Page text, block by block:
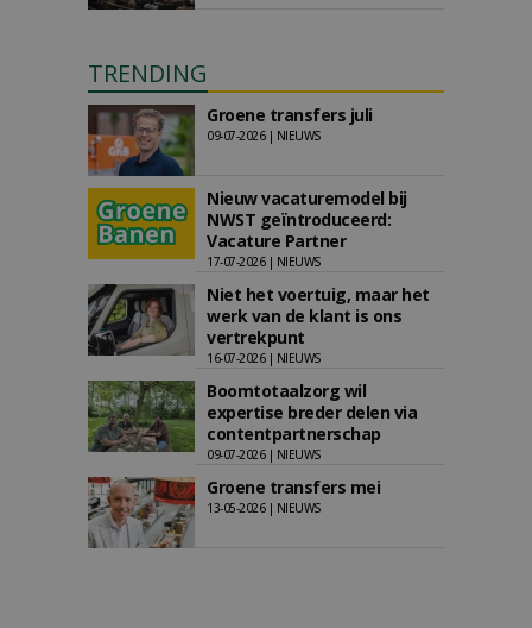
TRENDING
Groene transfers juli
09-07-2026 | NIEUWS
Nieuw vacaturemodel bij
NWST geïntroduceerd:
Vacature Partner
17-07-2026 | NIEUWS
Niet het voertuig, maar het
werk van de klant is ons
vertrekpunt
16-07-2026 | NIEUWS
Boomtotaalzorg wil
expertise breder delen via
contentpartnerschap
09-07-2026 | NIEUWS
Groene transfers mei
13-05-2026 | NIEUWS